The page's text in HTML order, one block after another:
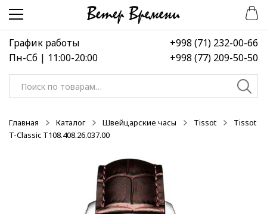
Перейти
навигации
Перейти
содержимому
График работы
Пн-Сб | 11:00-20:00
+998 (71) 232-00-66
+998 (77) 209-50-50
Искать:
Главная Каталог Швейцарские часы Tissot
Tissot
T-Classic T108.408.26.037.00
-50%